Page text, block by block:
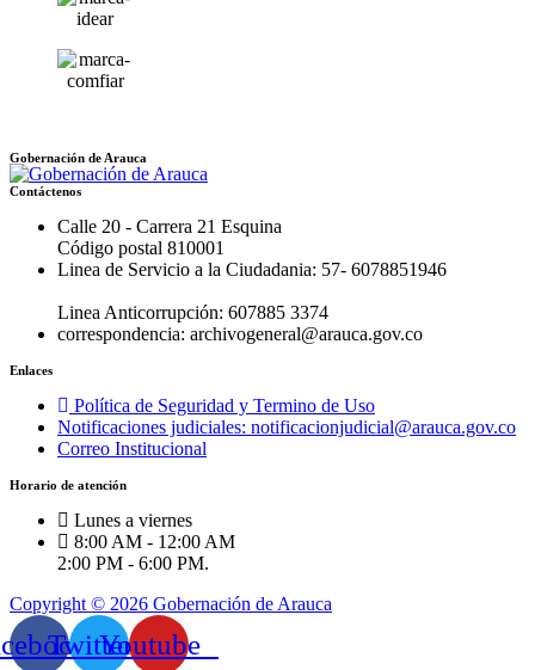
Gobernación de Arauca
Contáctenos
Calle 20 - Carrera 21 Esquina
Código postal 810001
Linea de Servicio a la Ciudadania: 57- 6078851946
Linea Anticorrupción: 607885 3374
correspondencia: archivogeneral@arauca.gov.co
Enlaces
Política de Seguridad y Termino de Uso
Notificaciones judiciales: notificacionjudicial@arauca.gov.co
Correo Institucional
Horario de atención
Lunes a viernes
8:00 AM - 12:00 AM
2:00 PM - 6:00 PM.
Copyright © 2026 Gobernación de Arauca
TwitterYoutube